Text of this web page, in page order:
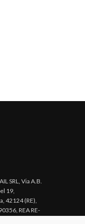
SRL, Via A.B.
19,
42124 (RE),
REA RE-